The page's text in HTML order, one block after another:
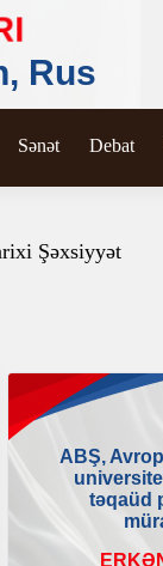
Sənət Debat
Şəxsiyyət